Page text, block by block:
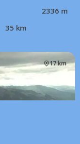
2336 m
35 km
17 km